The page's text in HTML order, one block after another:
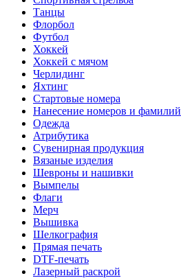
Танцы
Флорбол
Футбол
Хоккей
Хоккей с мячом
Черлидинг
Яхтинг
Стартовые номера
Нанесение номеров и фамилий
Одежда
Атрибутика
Сувенирная продукция
Вязаные изделия
Шевроны и нашивки
Вымпелы
Флаги
Мерч
Вышивка
Шелкография
Прямая печать
DTF-печать
Лазерный раскрой